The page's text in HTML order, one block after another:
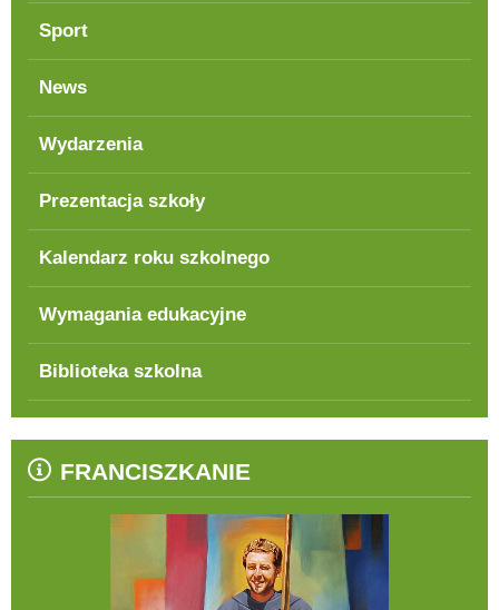
Sport
News
Wydarzenia
Prezentacja szkoły
Kalendarz roku szkolnego
Wymagania edukacyjne
Biblioteka szkolna
FRANCISZKANIE